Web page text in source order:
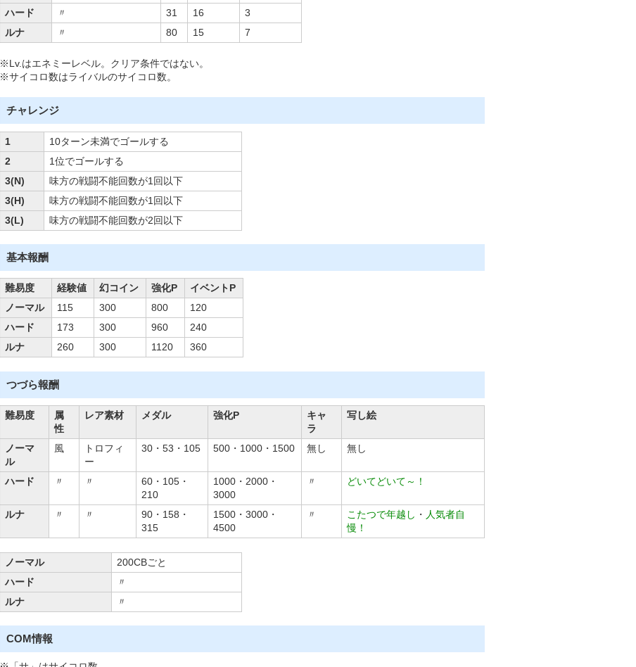
ハード
〃 31 16
3
ルナ
〃 80 15 7
※Lv.はエネミーレベル。クリア条件ではない。
※サイコロ数はライバルのサイコロ数。
チャレンジ
1
10ターン未満でゴールする
2
1位でゴールする
3(N)
味方の戦闘不能回数が1回以下
3(H)
味方の戦闘不能回数が1回以下
3(L)
味方の戦闘不能回数が2回以下
基本報酬
難易度 経験値 幻コイン 強化P
イベントP
ノーマル
115 300 800
120
ハード
173 300 960
240
ルナ
260 300 1120 360
つづら報酬
難易度
属
性
レア素材 メダル 強化P
キャ
ラ
写し絵
ノーマ
ル
風
トロフィ
ー
30・53・105 500・1000・1500 無し 無し
ハード 〃 〃
60・105・
210
1000・2000・
3000
〃 どいてどいて～！
ルナ 〃 〃
90・158・
315
1500・3000・
4500
〃 こたつで年越し ・ 人気者自
慢！
ノーマル
200CBごと
ハード
〃
ルナ
〃
COM情報